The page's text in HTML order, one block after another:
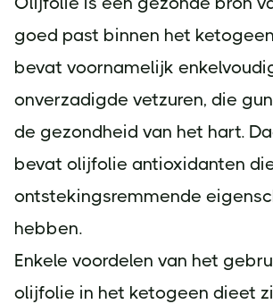
goed past binnen het
bevat voornamelijk
onverzadigde vetzuren, die
de gezondheid van het hart.
bevat olijfolie antioxidanten
ontstekingsremmende
hebben.
Enkele voordelen van het
olijfolie in het ketogeen dieet